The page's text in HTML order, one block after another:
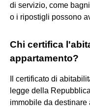
di servizio, come
o i ripostigli possono
Chi certifica
appartamento?
Il certificato di
legge della
immobile da